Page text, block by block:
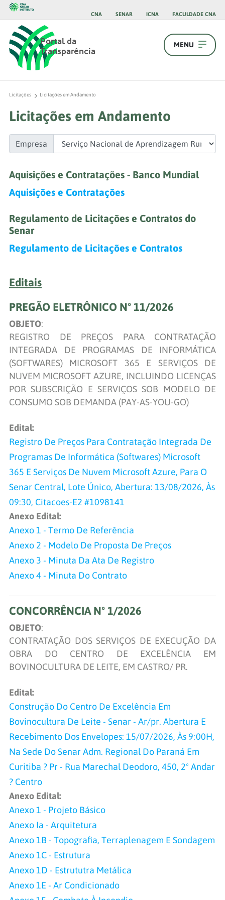
CNA SENAR ICNA FACULDADE CNA
Portal da
Transparência
MENU
Licitações Licitações em Andamento
Licitações em Andamento
Empresa
Aquisições e Contratações - Banco Mundial
Aquisições e Contratações
Regulamento de Licitações e Contratos do
Senar
Regulamento de Licitações e Contratos
Editais
PREGÃO ELETRÔNICO Nº 11/2026
OBJETO:
REGISTRO DE PREÇOS PARA CONTRATAÇÃO
INTEGRADA DE PROGRAMAS DE INFORMÁTICA
(SOFTWARES) MICROSOFT 365 E SERVIÇOS DE
NUVEM MICROSOFT AZURE, INCLUINDO LICENÇAS
POR SUBSCRIÇÃO E SERVIÇOS SOB MODELO DE
CONSUMO SOB DEMANDA (PAY-AS-YOU-GO)
Edital:
Registro De Preços Para Contratação Integrada De
Programas De Informática (Softwares) Microsoft
365 E Serviços De Nuvem Microsoft Azure, Para O
Senar Central, Lote Único, Abertura: 13/08/2026, Às
09:30, Citacoes-E2 #1098141
Anexo Edital:
Anexo 1 - Termo De Referência
Anexo 2 - Modelo De Proposta De Preços
Anexo 3 - Minuta Da Ata De Registro
Anexo 4 - Minuta Do Contrato
CONCORRÊNCIA Nº 1/2026
OBJETO:
CONTRATAÇÃO DOS SERVIÇOS DE EXECUÇÃO DA
OBRA DO CENTRO DE EXCELÊNCIA EM
BOVINOCULTURA DE LEITE, EM CASTRO/ PR.
Edital:
Construção Do Centro De Excelência Em
Bovinocultura De Leite - Senar - Ar/pr. Abertura E
Recebimento Dos Envelopes: 15/07/2026, Às 9:00H,
Na Sede Do Senar Adm. Regional Do Paraná Em
Curitiba ? Pr - Rua Marechal Deodoro, 450, 2º Andar
? Centro
Anexo Edital:
Anexo 1 - Projeto Básico
Anexo Ia - Arquitetura
Anexo 1B - Topografia, Terraplenagem E Sondagem
Anexo 1C - Estrutura
Anexo 1D - Estrututra Metálica
Anexo 1E - Ar Condicionado